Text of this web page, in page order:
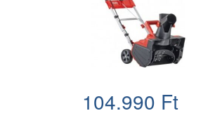
104.990 Ft